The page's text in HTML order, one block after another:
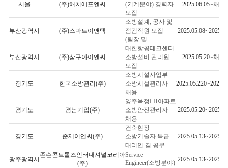
서울 (주)해치에프엔씨
(기계분야) 경력자
모집
2025.06.05~채용
부산광역시 (주)스마트이앤텍
소방설계, 공사 및
점검직원 모집
(팀장 및..
부산광역시 (주)삼구아이앤씨
대한항공테크센터
소방설비 관리원
모집
2025.05.20~채용
경기도 한국소방관리(주)
소방시설사업부
소방시설관리사
채용
경기도 경남기업(주)
양주옥정LH아파트
소방안전관리자
채용
경기도 준제이엔씨(주)
건축현장
소방기술자 특급
대리인 겸 공무 ..
광주광역시
존슨콘트롤즈인터내셔널코리아
(주)
Service
Engineer(소방분야)